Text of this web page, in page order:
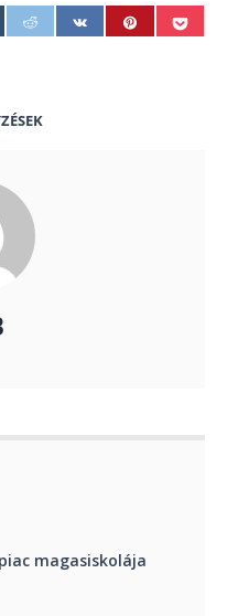
magasiskolája